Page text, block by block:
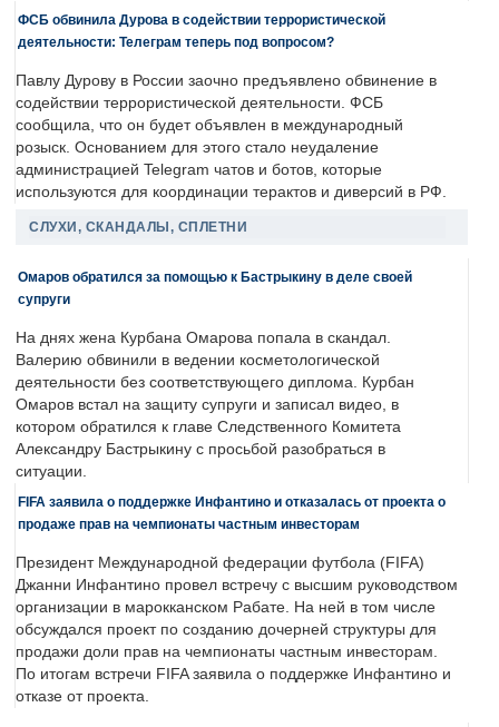
ФСБ обвинила Дурова в содействии террористической
деятельности: Телеграм теперь под вопросом?
Павлу Дурову в России заочно предъявлено обвинение в
содействии террористической деятельности. ФСБ
сообщила, что он будет объявлен в международный
розыск. Основанием для этого стало неудаление
администрацией Telegram чатов и ботов, которые
используются для координации терактов и диверсий в РФ.
СЛУХИ, СКАНДАЛЫ, СПЛЕТНИ
Омаров обратился за помощью к Бастрыкину в деле своей
супруги
На днях жена Курбана Омарова попала в скандал.
Валерию обвинили в ведении косметологической
деятельности без соответствующего диплома. Курбан
Омаров встал на защиту супруги и записал видео, в
котором обратился к главе Следственного Комитета
Александру Бастрыкину с просьбой разобраться в
ситуации.
FIFA заявила о поддержке Инфантино и отказалась от проекта о
продаже прав на чемпионаты частным инвесторам
Президент Международной федерации футбола (FIFA)
Джанни Инфантино провел встречу с высшим руководством
организации в марокканском Рабате. На ней в том числе
обсуждался проект по созданию дочерней структуры для
продажи доли прав на чемпионаты частным инвесторам.
По итогам встречи FIFA заявила о поддержке Инфантино и
отказе от проекта.